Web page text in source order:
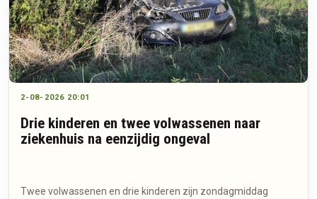
2-08-2026 20:01
Drie kinderen en twee volwassenen naar
ziekenhuis na eenzijdig ongeval
Twee volwassenen en drie kinderen zijn zondagmiddag